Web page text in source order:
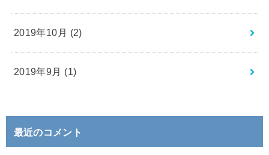
2019年10月 (2)
2019年9月 (1)
最近のコメント